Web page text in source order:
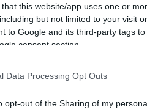
that this website/app uses one or
but not limited to your visit
to Google and its third-party tags
consent section.
Data Processing Opt Outs
opt-out of the Sharing of my
η νέα καμπάνια
σποτάκια που αφορούν
παθήσεις, η